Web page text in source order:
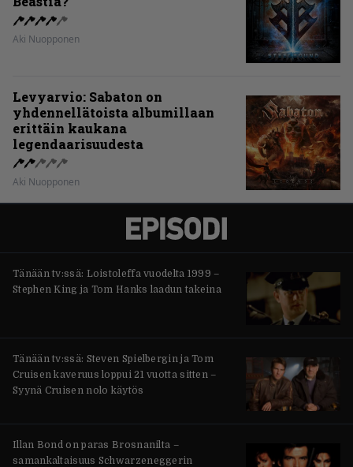
Aki Nuopponen
Levyarvio: Sabaton on
yhdennellätoista albumillaan
erittäin kaukana
legendaarisuudesta
Aki Nuopponen
Tänään tv:ssä: Loistoleffa vuodelta 1999 –
Stephen King ja Tom Hanks laadun takeina
Tänään tv:ssä: Steven Spielbergin ja Tom
Cruisen kaveruus loppui 21 vuotta sitten –
Syynä Cruisen nolo käytös
Illan Bond on paras Brosnanilta –
samankaltaisuus Schwarzeneggerin